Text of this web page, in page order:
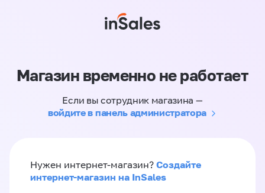
Магазин временно не работает
Если вы сотрудник магазина —
войдите в панель администратора
Нужен интернет-магазин? Создайте
интернет-магазин на InSales